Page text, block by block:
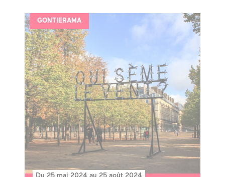
GONTIERAMA
Du 25 mai 2024 au 25 août 2024